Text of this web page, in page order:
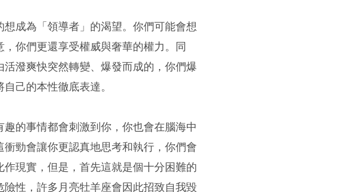
成為「領導者」的渴望。你們可能會想
你們更還享受權威與奢華的權力。同
潑爽快突然轉變、爆發而成的，你們爆
己的本性徹底表達。
的事情都會刺激到你，你也會在腦海中
勁會讓你更認真地思考和執行，你們會
現實，但是，首先這就是個十分困難的
性，許多月亮牡羊座會因此招致自我毀